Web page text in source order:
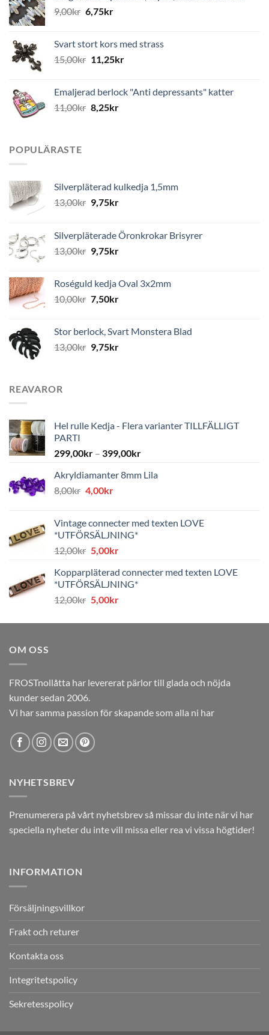
9,00kr 6,75kr
Svart stort kors med strass
15,00kr 11,25kr
Emaljerad berlock "Anti depressants" katter
11,00kr 8,25kr
POPULÄRASTE
Silverpläterad kulkedja 1,5mm
13,00kr 9,75kr
Silverpläterade Öronkrokar Brisyrer
13,00kr 9,75kr
Roséguld kedja Oval 3x2mm
10,00kr 7,50kr
Stor berlock, Svart Monstera Blad
13,00kr 9,75kr
REAVAROR
Hel rulle Kedja - Flera varianter TILLFÄLLIGT
PARTI
299,00kr – 399,00kr
Akryldiamanter 8mm Lila
8,00kr Det
var:
8,00kr.
4,00krDet
är:
4,00kr.
Vintage connecter med texten LOVE
*UTFÖRSÄLJNING*
12,00kr Det
priset
var:
12,00kr.
5,00krDet
priset
är:
5,00kr.
Kopparpläterad connecter med texten LOVE
*UTFÖRSÄLJNING*
12,00kr Det
priset
5,00krDet
priset
OM OSS
FROSTnollåtta har levererat pärlor till glada och nöjda
kunder sedan 2006.
Vi har samma passion för skapande som alla ni har
NYHETSBREV
Prenumerera på vårt nyhetsbrev så missar du inte när vi har
speciella nyheter du inte vill missa eller rea vi vissa högtider!
INFORMATION
Försäljningsvillkor
Frakt och returer
Kontakta oss
Integritetspolicy
Sekretesspolicy